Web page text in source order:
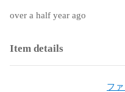
#パンプス
over a half year ago
Item details
フ